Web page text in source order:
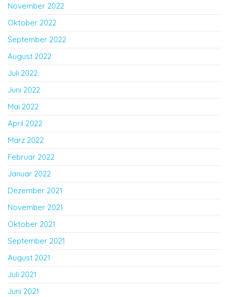
November 2022
Oktober 2022
September 2022
August 2022
Juli 2022
Juni 2022
Mai 2022
April 2022
März 2022
Februar 2022
Januar 2022
Dezember 2021
November 2021
Oktober 2021
September 2021
August 2021
Juli 2021
Juni 2021